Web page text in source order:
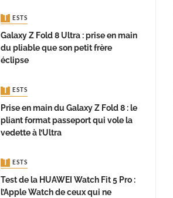
TESTS
Galaxy Z Fold 8 Ultra : prise en main
du pliable que son petit frère
éclipse
TESTS
Prise en main du Galaxy Z Fold 8 : le
pliant format passeport qui vole la
vedette à l’Ultra
TESTS
Test de la HUAWEI Watch Fit 5 Pro :
l’Apple Watch de ceux qui ne